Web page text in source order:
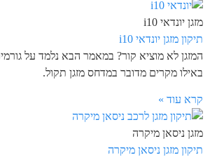
מזגן יונדאי i10
תיקון מזגן יונדאי i10
המזגן לא מוציא קור? במאמר הבא נלמד על גורמים
באילו מקרים מדובר במדחס מזגן תקול.
קרא עוד »
מזגן ניסאן מיקרה
תיקון מזגן ניסאן מיקרה